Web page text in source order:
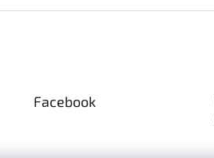
Facebook